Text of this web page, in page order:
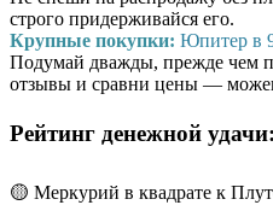
строго придерживайся его.
Крупные покупки: Юпитер в
Подумай дважды, прежде чем
отзывы и сравни цены —
Рейтинг денежной удачи:
🟡 Меркурий в квадрате к